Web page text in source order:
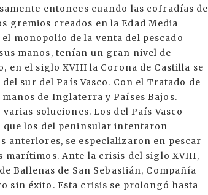
entonces cuando las cofradías de
gremios creados en la Edad Media
monopolio de la venta del pescado
manos, tenían un gran nivel de
en el siglo XVIII la Corona de Castilla se
sur del País Vasco. Con el Tratado de
de Inglaterra y Países Bajos.
soluciones. Los del País Vasco
los del peninsular intentaron
anteriores, se especializaron en pescar
marítimos. Ante la crisis del siglo XVIII,
Ballenas de San Sebastián, Compañía
sin éxito. Esta crisis se prolongó hasta